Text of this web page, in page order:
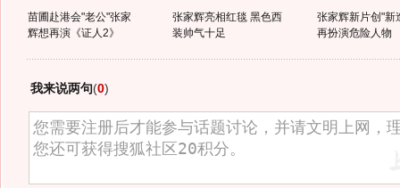
苗圃赴港会"老公"张家
辉想再演《证人2》
张家辉亮相红毯 黑色西
装帅气十足
张家辉新片创"新
再扮演危险人物
我来说两句(0)